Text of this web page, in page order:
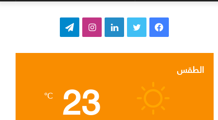
المظلمالدخول
ف
ب
و
ت
ق
ت
ر
الطقس 23
℃